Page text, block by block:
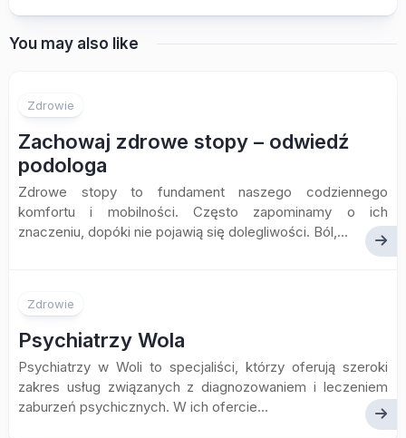
You may also like
Zdrowie
Zachowaj zdrowe stopy – odwiedź
podologa
Zdrowe stopy to fundament naszego codziennego
komfortu i mobilności. Często zapominamy o ich
znaczeniu, dopóki nie pojawią się dolegliwości. Ból,...
Zdrowie
Psychiatrzy Wola
Psychiatrzy w Woli to specjaliści, którzy oferują szeroki
zakres usług związanych z diagnozowaniem i leczeniem
zaburzeń psychicznych. W ich ofercie...